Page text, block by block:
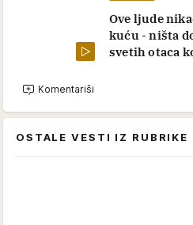
Ove ljude
kuću - ništa
svetih otaca
Komentariši
OSTALE VESTI IZ RUBRIKE